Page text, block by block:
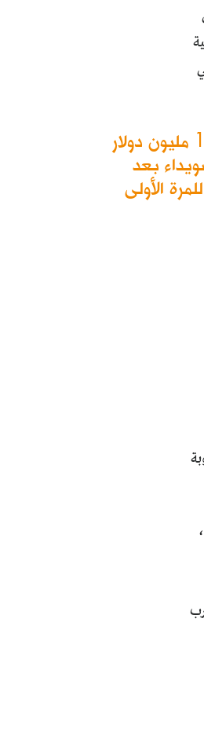
لا يصدر قرار حكومي دون أن تتناوله ألسنة الناس بالنقد اللاذع، مثل تخصيص سبعة مليارات ليرة سورية (120 مليون دولار
بعد
اﻷولى